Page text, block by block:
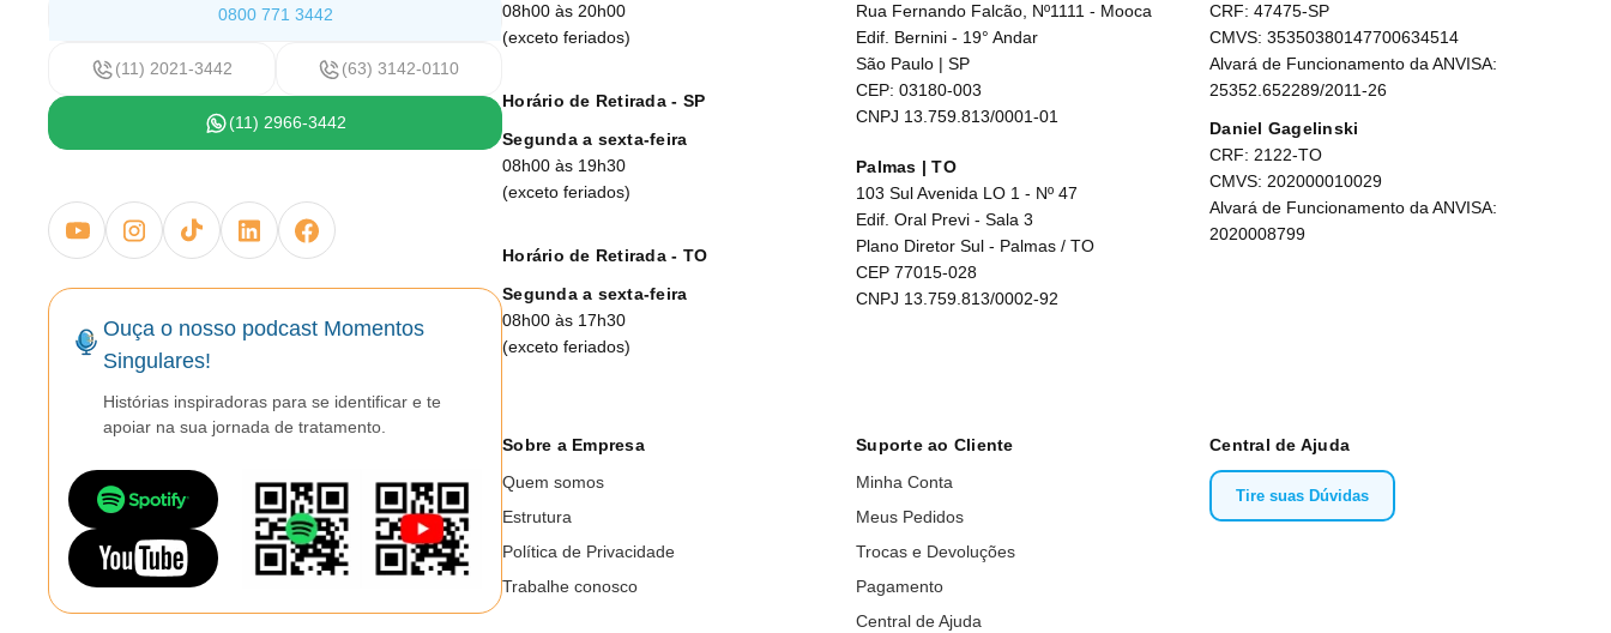
0800 771 3442
(11) 2021-3442 (63) 3142-0110
(11) 2966-3442
Ouça o nosso podcast Momentos
Singulares!
Histórias inspiradoras para se identificar e te
apoiar na sua jornada de tratamento.
08h00 às 20h00
(exceto feriados)
Horário de Retirada - SP
Segunda a sexta-feira
08h00 às 19h30
(exceto feriados)
Horário de Retirada - TO
Segunda a sexta-feira
08h00 às 17h30
(exceto feriados)
Rua Fernando Falcão, Nº1111 - Mooca
Edif. Bernini - 19° Andar
São Paulo | SP
CEP: 03180-003
CNPJ 13.759.813/0001-01
Palmas | TO
103 Sul Avenida LO 1 - Nº 47
Edif. Oral Previ - Sala 3
Plano Diretor Sul - Palmas / TO
CEP 77015-028
CNPJ 13.759.813/0002-92
CRF: 47475-SP
CMVS: 35350380147700634514
Alvará de Funcionamento da ANVISA:
25352.652289/2011-26
Daniel Gagelinski
CRF: 2122-TO
CMVS: 202000010029
Alvará de Funcionamento da ANVISA:
2020008799
Sobre a Empresa
Quem somos
Estrutura
Política de Privacidade
Trabalhe conosco
Suporte ao Cliente
Minha Conta
Meus Pedidos
Trocas e Devoluções
Pagamento
Central de Ajuda
Central de Ajuda
Tire suas Dúvidas